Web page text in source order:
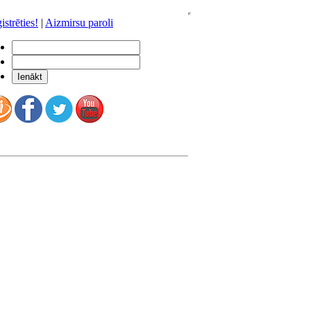
| Aizmirsu paroli